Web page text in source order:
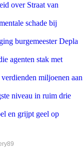
over Straat van
schade bij
burgemeester Depla
agenten stak met
miljoenen aan
niveau in ruim drie
en grijpt geel op